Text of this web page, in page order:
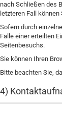
nach Schließen des
letzteren Fall
Sofern durch
Falle einer erteilten
Seitenbesuchs.
Sie können Ihren
Bitte beachten Sie,
4)